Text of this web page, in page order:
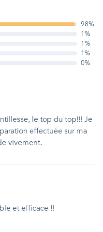
98%
1%
1%
1%
0%
le top du top!!! Je
effectuée sur ma
vivement.
et efficace !!